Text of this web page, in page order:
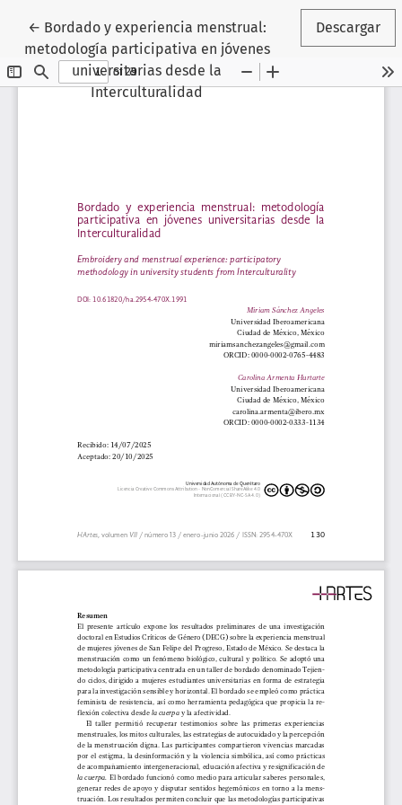
← Volver a los detalles del artículo
Bordado y experiencia menstrual:
metodología participativa en jóvenes
universitarias desde la
Interculturalidad
Descargar